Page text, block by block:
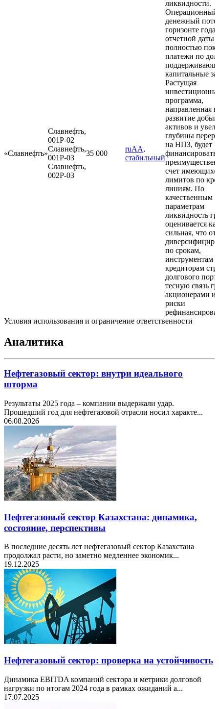
«Славнефть»
Славнефть,
001P-02
Славнефть,
001P-03
Славнефть,
002P-03
35 000
ruAА,
стабильный
ликвидности.
Операционный
денежный
горизонте года
отчетной даты
полностью
платежи по
капитальные
Растущая
программа,
направленная
развитие
активов и
глубины
на НПЗ, будет
счет
лимитов по
линиям. По
качественным
параметрам
ликвидность
оценивается
сильная, что
по срокам,
инструментам и
кредиторам
долгового
тесную связь
акционерами и
риски
Условия использования и ограничение ответственности
Аналитика
Нефтегазовый сектор: внутри идеального
шторма
Результаты 2025 года – компании выдержали удар.
Прошедший год для нефтегазовой отрасли носил характе...
06.08.2026
Нефтегазовый сектор Казахстана: динамика,
состояние, перспективы
В последние десять лет нефтегазовый сектор Казахстана
продолжал расти, но заметно медленнее экономик...
19.12.2025
Нефтегазовый сектор: проверка на устойчивость
Динамика EBITDA компаний сектора и метрики долговой
нагрузки по итогам 2024 года в рамках ожиданий а...
17.07.2025